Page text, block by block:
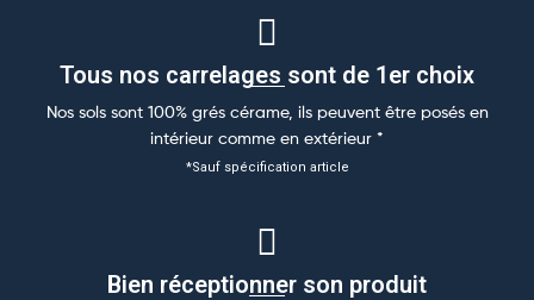
Tous nos carrelages sont de 1er choix
Nos sols sont 100% grés cérame, ils peuvent être posés en
intérieur comme en extérieur *
*Sauf spécification article
Bien réceptionner son produit​